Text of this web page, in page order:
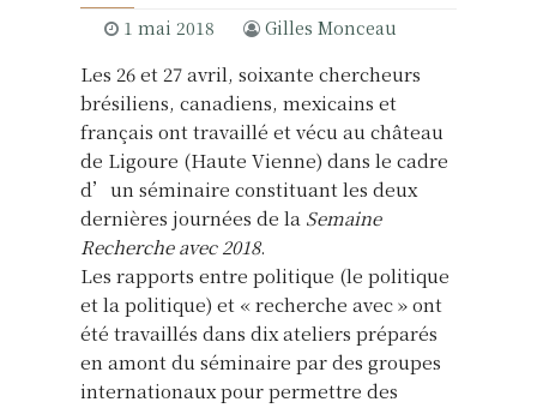
1 mai 2018 Gilles Monceau
Les 26 et 27 avril, soixante chercheurs
brésiliens, canadiens, mexicains et
français ont travaillé et vécu au château
de Ligoure (Haute Vienne) dans le cadre
d’un séminaire constituant les deux
dernières journées de la Semaine
Recherche avec 2018.
Les rapports entre politique (le politique
et la politique) et « recherche avec » ont
été travaillés dans dix ateliers préparés
en amont du séminaire par des groupes
internationaux pour permettre des